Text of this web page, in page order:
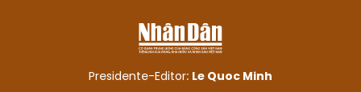
Presidente-Editor: Le Quoc Minh